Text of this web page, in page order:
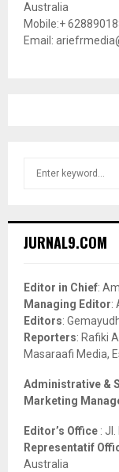
Australia
Mobile:+
Email:
h
o
r
:
JURNAL9.COM
Editor in Chief:
Managing Editor:
Editors:
Reporters: Rafiki
Masaraafi Media,
Administrative &
Marketing
Editor’s Office :
Representatif
Australia